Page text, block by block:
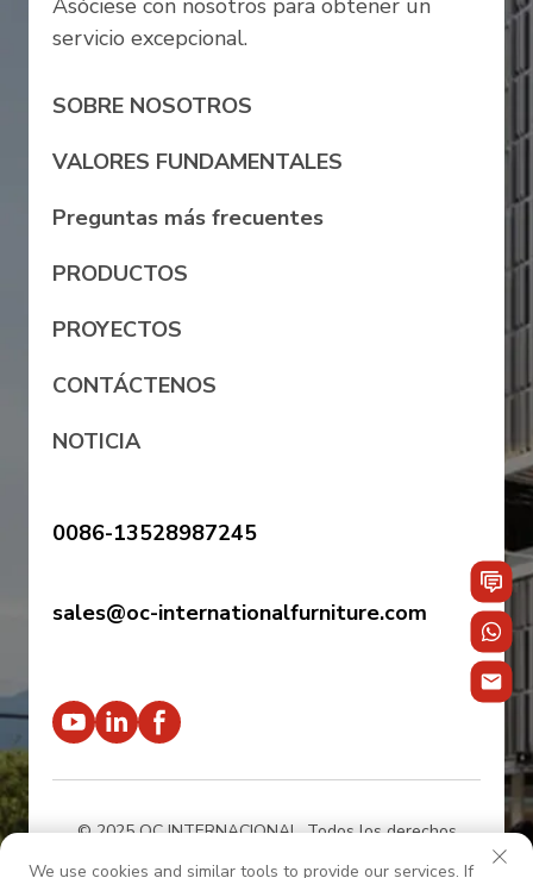
Asóciese con nosotros para obtener un
servicio excepcional.
SOBRE NOSOTROS
VALORES FUNDAMENTALES
Preguntas más frecuentes
PRODUCTOS
PROYECTOS
CONTÁCTENOS
NOTICIA
0086-13528987245
sales@oc-internationalfurniture.com
© 2025 OC INTERNACIONAL. Todos los derechos
reservados.——Política de privacidad
We use cookies and similar tools to provide our services. If